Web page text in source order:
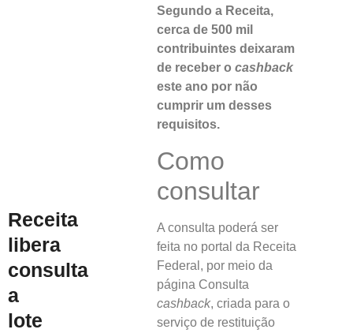
Receita
libera
consulta
a
lote
Segundo a Receita,
cerca de 500 mil
contribuintes deixaram
de receber ocashback
este ano por não
cumprir um desses
requisitos.
Como
consultar
A consulta poderá ser
feita no portal da Receita
Federal, por meio da
página Consulta
cashback, criada para o
serviço de restituição